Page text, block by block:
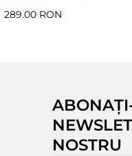
289.00 RON
NOSTRU